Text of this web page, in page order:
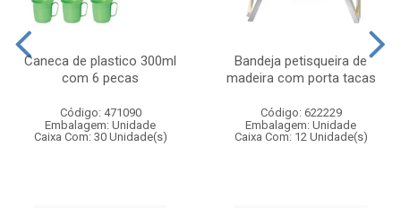
Caneca de plastico 300ml
com 6 pecas
Código: 471090
Embalagem: Unidade
Caixa Com: 30 Unidade(s)
Bandeja petisqueira de
madeira com porta tacas
Código: 622229
Embalagem: Unidade
Caixa Com: 12 Unidade(s)